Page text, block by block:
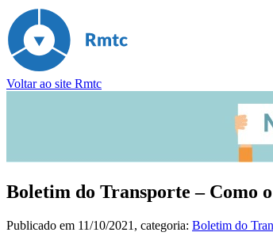
Voltar ao site Rmtc
Boletim do Transporte – Como
Publicado em 11/10/2021 , categoria: Boletim do